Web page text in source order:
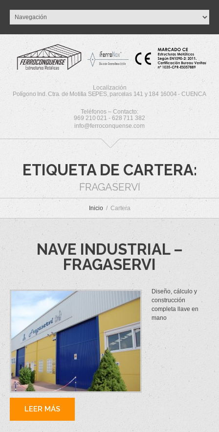
Localización
Polígono Ind. Ctra. de Motilla SEPES, parcelas 141 y 184 16004 - CUENCA
Teléfonos – Contacto:
969 210 021 - 628 711 382
info@ferroconquense.com
ETIQUETA DE CARTERA:
FRAGASERVI
Inicio Cartera
NAVE INDUSTRIAL –
FRAGASERVI
Diseño, cálculo y
construcción
completa llave en
mano
LEER MÁS